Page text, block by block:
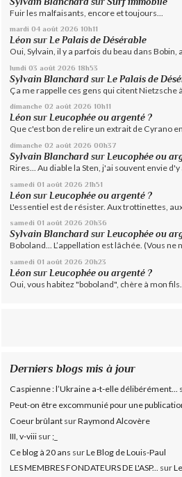
Fuir les malfaisants, encore et toujours...
mardi 04 août 2026 10h11
Léon surLe Palais de Désérable
Oui, Sylvain, il y a parfois du beau dans Bobin,
lundi 03 août 2026 18h53
Sylvain Blanchard sur Le Palais de
Ça me rappelle ces gens qui citent Nietzsche à
dimanche 02 août 2026 10h11
Léon surLeucophée ou argenté ?
Que c'est bon de relire un extrait de Cyrano
dimanche 02 août 2026 00h37
Sylvain Blanchard sur Leucophée ou
Rires... Au diable la Sten, j'ai souvent envie d'y
samedi 01 août 2026 21h51
Léon sur Leucophée ou argenté ?
L'essentiel est de résister. Aux trottinettes, aux
samedi 01 août 2026 20h36
Sylvain Blanchard surLeucophée ou
Boboland... L’appellation est lâchée. (Vous ne
samedi 01 août 2026 20h23
Léon sur Leucophée ou argenté ?
Oui, vous habitez "boboland", chère à mon fils.
Derniers blogs mis à jour
Caspienne : l’Ukraine a-t-elle délibérément...
Peut-on être excommunié pour une
Coeur brûlant surRaymond Alcovère
III, v-viii sur;_
Ce blog à 20 ans surLe Blog de Louis-Paul
LES MEMBRES FONDATEURS DE L'ASP... sur